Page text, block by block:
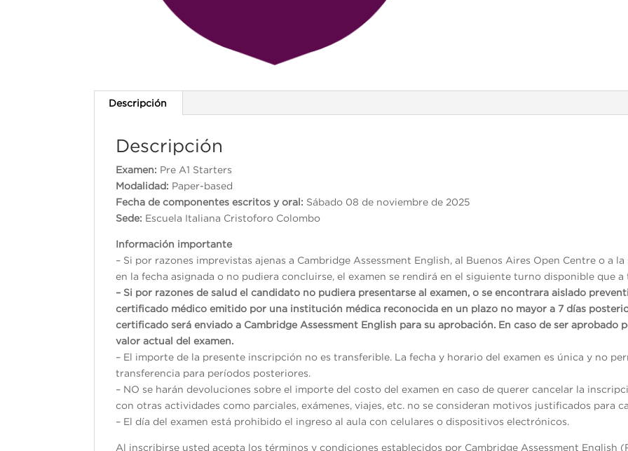
Descripción
Descripción
Examen: Pre A1 Starters
Modalidad: Paper-based
Fecha de componentes escritos y oral: Sábado 08 de noviembre de 2025
Sede: Escuela Italiana Cristoforo Colombo
Información importante
– Si por razones imprevistas ajenas a Cambridge Assessment English, al Buenos Aires Open Centre o a
en la fecha asignada o no pudiera concluirse, el examen se rendirá en el siguiente turno disponible que a
– Si por razones de salud el candidato no pudiera presentarse al examen, o se encontrara aislado
certificado médico emitido por una institución médica reconocida en un plazo no mayor a 7 días
certificado será enviado a Cambridge Assessment English para su aprobación. En caso de ser aprobado
valor actual del examen.
– El importe de la presente inscripción no es transferible. La fecha y horario del examen es única y no
transferencia para períodos posteriores.
– NO se harán devoluciones sobre el importe del costo del examen en caso de querer cancelar la
con otras actividades como parciales, exámenes, viajes, etc. no se consideran motivos justificados para
– El día del examen está prohibido el ingreso al aula con celulares o dispositivos electrónicos.
Al inscribirse usted acepta los términos y condiciones establecidos por Cambridge Assessment English